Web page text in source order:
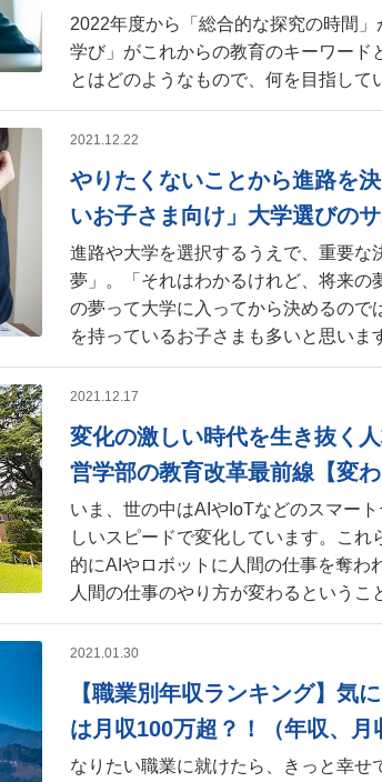
2022年度から「総合的な探究の時間
学び」がこれからの教育のキーワード
とはどのようなもので、何を目指して
2021.12.22
やりたくないことから進路を
いお子さま向け」大学選びの
進路や大学を選択するうえで、重要な
夢」。「それはわかるけれど、将来
の夢って大学に入ってから決めるので
を持っているお子さまも多いと思いま
2021.12.17
変化の激しい時代を生き抜く
営学部の教育改革最前線【変わ
いま、世の中はAIやIoTなどのスマー
しいスピードで変化しています。こ
的にAIやロボットに人間の仕事を奪わ
人間の仕事のやり方が変わるというこ
2021.01.30
【職業別年収ランキング】気
は月収100万超？！（年収、月
なりたい職業に就けたら、きっと幸せ